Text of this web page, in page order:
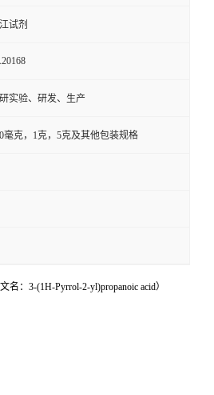
试剂
实验、研发、生产
毫克，1克，5克及其他包装规格
：3-(1H-Pyrrol-2-yl)propanoic acid）